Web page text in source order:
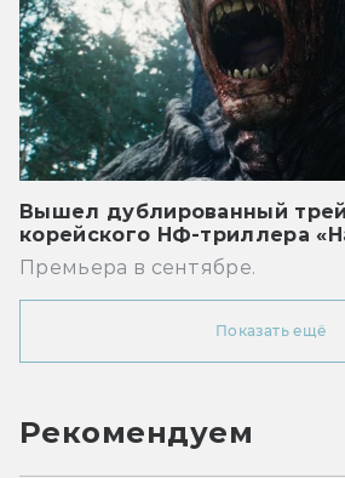
Вышел дублированный
корейского НФ-триллера
Премьера в сентябре.
Показать ещё
Рекомендуем